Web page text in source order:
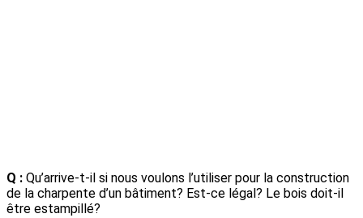
Q : Qu’arrive-t-il si nous voulons l’utiliser pour la construction
de la charpente d’un bâtiment? Est-ce légal? Le bois doit-il
être estampillé?